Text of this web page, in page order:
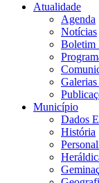
Atualidade
Agenda
Notícias
Boletim
Município
Dados
História